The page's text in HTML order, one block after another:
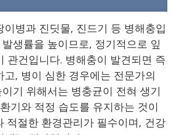
병과 진딧물, 진드기 등 병해충입
생률을 높이므로, 정기적으로 잎
관건입니다. 병해충이 발견되면 즉
, 병이 심한 경우에는 전문가의
기 위해서는 병충균이 전혀 생기
기와 적정 습도를 유지하는 것이
적절한 환경관리가 필수이며, 건강